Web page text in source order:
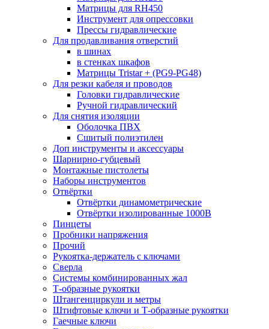
Матрицы для RH450
Инструмент для опрессовки
Прессы гидравлические
Для продавливания отверстий
в шинах
в стенках шкафов
Матрицы Tristar + (PG9-PG48)
Для резки кабеля и проводов
Головки гидравлические
Ручной гидравлический
Для снятия изоляции
Оболочка ПВХ
Сшитый полиэтилен
Доп инструменты и аксессуары
Шарнирно-губцевый
Монтажные пистолеты
Наборы инструментов
Отвёртки
Отвёртки динамометрические
Отвёртки изолированные 1000В
Пинцеты
Пробники напряжения
Прочий
Рукоятка-держатель с ключами
Сверла
Системы комбинированных жал
Т-образные рукоятки
Штангенциркули и метры
Штифтовые ключи и Т-образные рукоятки
Гаечные ключи